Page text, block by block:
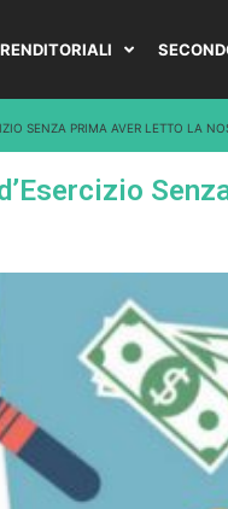
SENZA PRIMA AVER LETTO LA